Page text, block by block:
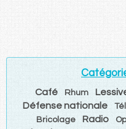
Café Rhum
Défense nationale
Bricolage Radio